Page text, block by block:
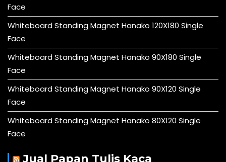
Face
Whiteboard Standing Magnet Hanako 120X180 Single
Face
Whiteboard Standing Magnet Hanako 90X180 Single
Face
Whiteboard Standing Magnet Hanako 90X120 Single
Face
Whiteboard Standing Magnet Hanako 80X120 Single
Face
Jual Papan Tulis Kaca